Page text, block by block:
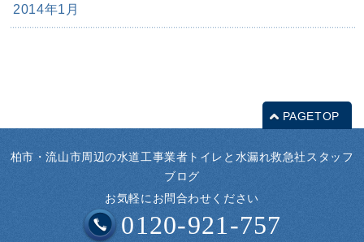
2014年1月
PAGETOP
柏市・流山市周辺の水道工事業者トイレと水漏れ救急社スタッフ
ブログ
お気軽にお問合わせください
0120-921-757